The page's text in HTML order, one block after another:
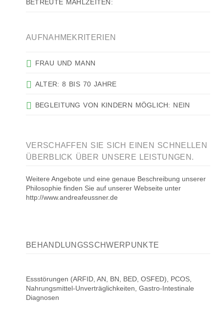
BETREUTE MAHLZEITEN:
AUFNAHMEKRITERIEN
FRAU UND MANN
ALTER: 8 BIS 70 JAHRE
BEGLEITUNG VON KINDERN MÖGLICH: NEIN
VERSCHAFFEN SIE SICH EINEN SCHNELLEN
ÜBERBLICK ÜBER UNSERE LEISTUNGEN.
Weitere Angebote und eine genaue Beschreibung unserer
Philosophie finden Sie auf unserer Webseite unter
http://www.andreafeussner.de
BEHANDLUNGSSCHWERPUNKTE
Essstörungen (ARFID, AN, BN, BED, OSFED), PCOS,
Nahrungsmittel-Unverträglichkeiten, Gastro-Intestinale
Diagnosen